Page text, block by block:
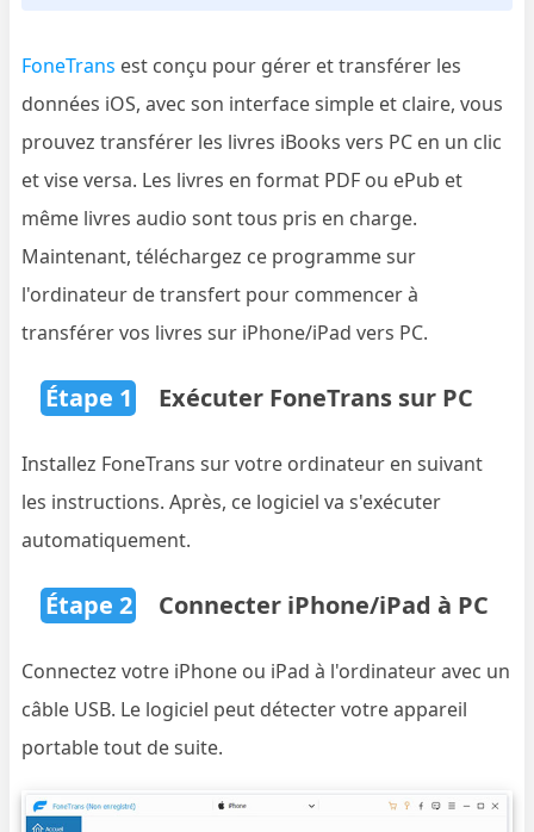
FoneTrans est conçu pour gérer et transférer les
données iOS, avec son interface simple et claire, vous
prouvez transférer les livres iBooks vers PC en un clic
et vise versa. Les livres en format PDF ou ePub et
même livres audio sont tous pris en charge.
Maintenant, téléchargez ce programme sur
l'ordinateur de transfert pour commencer à
transférer vos livres sur iPhone/iPad vers PC.
Étape 1 Exécuter FoneTrans sur PC
Installez FoneTrans sur votre ordinateur en suivant
les instructions. Après, ce logiciel va s'exécuter
automatiquement.
Étape 2 Connecter iPhone/iPad à PC
Connectez votre iPhone ou iPad à l'ordinateur avec un
câble USB. Le logiciel peut détecter votre appareil
portable tout de suite.